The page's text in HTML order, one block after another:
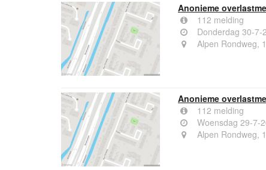
Anonieme
112 melding
Donderdag 30-7-
Alpen Rondweg,
Anonieme
112 melding
Woensdag 29-7-
Alpen Rondweg,